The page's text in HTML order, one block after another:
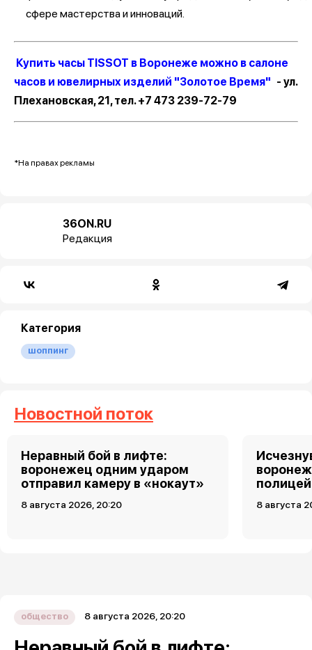
сфере мастерства и инноваций.
Купить часы TISSOT в Воронеже можно в салоне
часов и ювелирных изделий "Золотое Время" - ул.
Плехановская, 21, тел. +7 473 239-72-79
*На правах рекламы
36ON.RU
Редакция
Категория
шоппинг
Новостной поток
Неравный бой в лифте:
воронежец одним ударом
отправил камеру в «нокаут»
8 августа 2026, 20:20 8 августа
общество 8 августа 2026, 20:20